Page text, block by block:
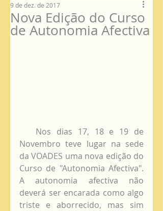
Nova Edição do Curso
de Autonomia Afectiva
9 de dez. de 2017
Novembro teve lugar na sede
da VOADES uma nova edição do
Curso de "Autonomia Afectiva".
A autonomia afectiva não
deverá ser encarada como algo
triste e aborrecido, mas sim